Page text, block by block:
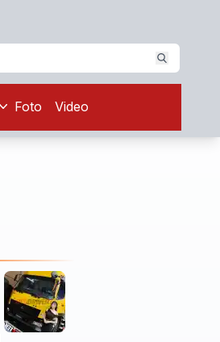
Foto Video